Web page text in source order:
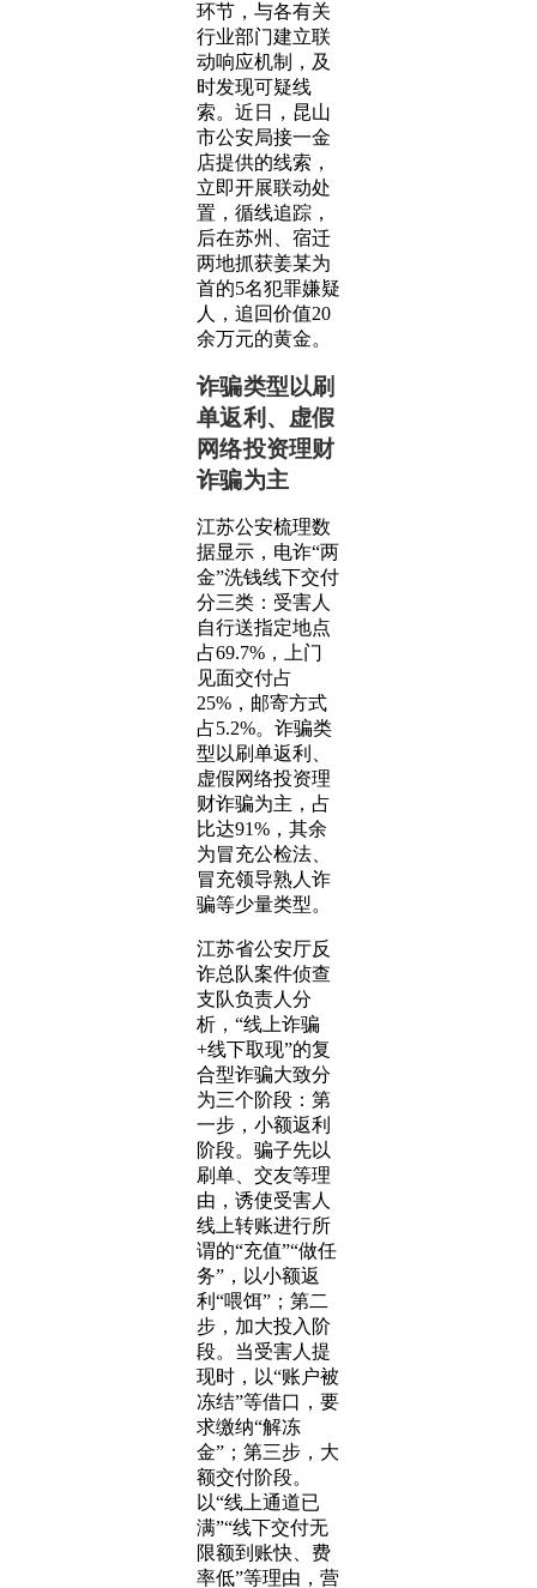
环节，与各有关
行业部门建立联
动响应机制，及
时发现可疑线
索。近日，昆山
市公安局接一金
店提供的线索，
立即开展联动处
置，循线追踪，
后在苏州、宿迁
两地抓获姜某为
首的5名犯罪嫌疑
人，追回价值20
余万元的黄金。
诈骗类型以刷
单返利、虚假
网络投资理财
诈骗为主
江苏公安梳理数
据显示，电诈“两
金”洗钱线下交付
分三类：受害人
自行送指定地点
占69.7%，上门
见面交付占
25%，邮寄方式
占5.2%。诈骗类
型以刷单返利、
虚假网络投资理
财诈骗为主，占
比达91%，其余
为冒充公检法、
冒充领导熟人诈
骗等少量类型。
江苏省公安厅反
诈总队案件侦查
支队负责人分
析，“线上诈骗
+线下取现”的复
合型诈骗大致分
为三个阶段：第
一步，小额返利
阶段。骗子先以
刷单、交友等理
由，诱使受害人
线上转账进行所
谓的“充值”“做任
务”，以小额返
利“喂饵”；第二
步，加大投入阶
段。当受害人提
现时，以“账户被
冻结”等借口，要
求缴纳“解冻
金”；第三步，大
额交付阶段。
以“线上通道已
满”“线下交付无
限额到账快、费
率低”等理由，营